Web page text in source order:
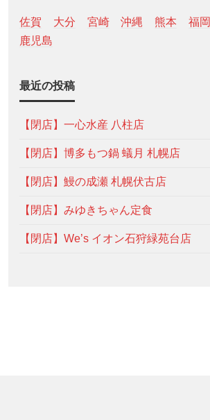
佐賀 大分 宮崎 沖縄 熊本 福岡
鹿児島
最近の投稿
【閉店】一心水産 八柱店
【閉店】博多もつ鍋 蟻月 札幌店
【閉店】鰻の成瀬 札幌伏古店
【閉店】みゆきちゃん定食
【閉店】We’s イオン石狩緑苑台店